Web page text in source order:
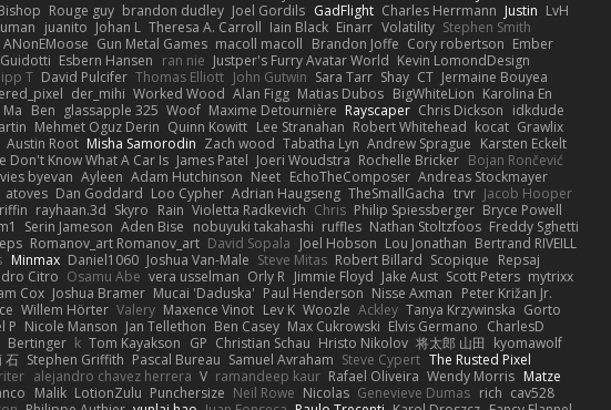
Rouge guy brandon dudley Joel Gordils GadFlight Charles Herrmann Justin LvH
juanito Johan L Theresa A. Carroll Iain Black Einarr Volatility Stephen Smith
ANonEMoose Gun Metal Games macoll macoll Brandon Joffe Cory robertson Ember
Esbern Hansen ran nie Justper's Furry Avatar World Kevin LomondDesign
T David Pulcifer Thomas Elliott John Gutwin Sara Tarr Shay CT Jermaine Bouyea
der_mihi Worked Wood Alan Figg Matias Dubos BigWhiteLion Karolina En
Ben glassapple 325 Woof Maxime Detournière Rayscaper Chris Dickson idkdude
Mehmet Oguz Derin Quinn Kowitt Lee Stranahan Robert Whitehead kocat Grawlix
Austin Root Misha Samorodin Zach wood Tabatha Lyn Andrew Sprague Karsten Eckelt
Don't Know What A Car Is James Patel Joeri Woudstra Rochelle Bricker Bojan Rončević
byevan Ayleen Adam Hutchinson Neet EchoTheComposer Andreas Stockmayer
atoves Dan Goddard Loo Cypher Adrian Haugseng TheSmallGacha trvr Jacob Hooper
rayhaan.3d Skyro Rain Violetta Radkevich Chris Philip Spiessberger Bryce Powell
Serin Jameson Aden Bise nobuyuki takahashi ruffles Nathan Stoltzfoos Freddy Sghetti
Romanov_art Romanov_art David Sopala Joel Hobson Lou Jonathan Bertrand RIVEILL
Minmax Daniel1060 Joshua Van-Male Steve Mitas Robert Billard Scopique Repsaj
Citro Osamu Abe vera usselman Orly R Jimmie Floyd Jake Aust Scott Peters mytrixx
Cox Joshua Bramer Mucai 'Daduska' Paul Henderson Nisse Axman Peter Križan Jr.
Willem Hörter Valery Maxence Vinot Lev K Woozle Ackley Tanya Krzywinska Gorto
P Nicole Manson Jan Tellethon Ben Casey Max Cukrowski Elvis Germano CharlesD
Bertinger k Tom Kayakson GP Christian Schau Hristo Nikolov 将太郎 山田 kyomawolf
石 Stephen Griffith Pascal Bureau Samuel Avraham Steve Cypert The Rusted Pixel
alejandro chavez herrera V ramandeep kaur Rafael Oliveira Wendy Morris Matze
Malik LotionZulu Punchersize Neil Rowe Nicolas Genevieve Dumas rich cav528